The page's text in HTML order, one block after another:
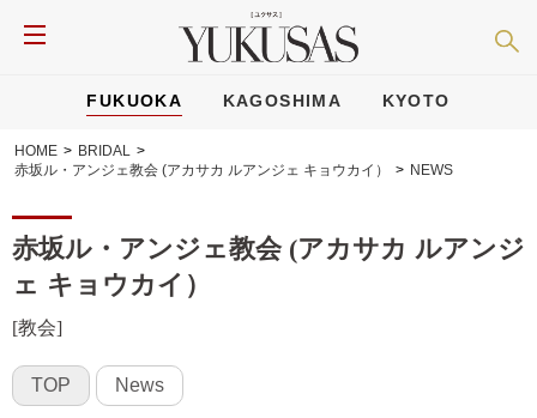
FUKUOKA KAGOSHIMA KYOTO
HOME > BRIDAL >
赤坂ル・アンジェ教会 (アカサカ ルアンジェ キョウカイ）
> NEWS
赤坂ル・アンジェ教会 (アカサカ ルアンジ
ェ キョウカイ）
[教会]
TOP News